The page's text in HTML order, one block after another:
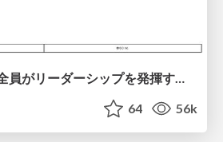
64 56k